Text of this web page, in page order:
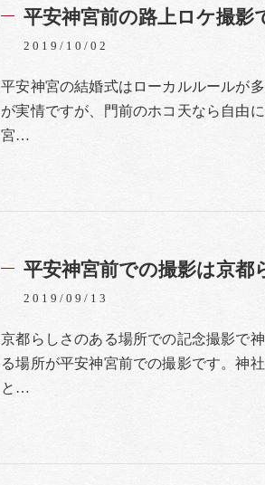
平安神宮前の路上ロケ撮影
2019/10/02
平安神宮の結婚式はローカルルールが
が実情ですが、門前のホコ天なら自由
宮…
平安神宮前での撮影は京都
2019/09/13
京都らしさのある場所での記念撮影で
る場所が平安神宮前での撮影です。神
と…